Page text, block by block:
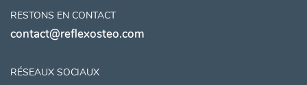
RESTONS EN CONTACT
contact@reflexosteo.com
RÉSEAUX SOCIAUX